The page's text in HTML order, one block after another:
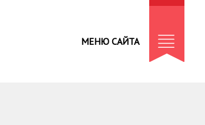
МЕНЮ САЙТА